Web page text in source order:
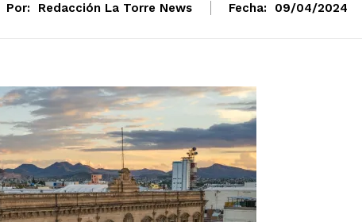
Por: Redacción La Torre News Fecha: 09/04/2024